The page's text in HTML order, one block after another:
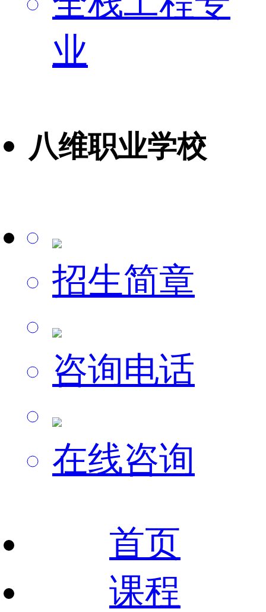
业
八维职业学校
招生简章
咨询电话
在线咨询
首页
课程